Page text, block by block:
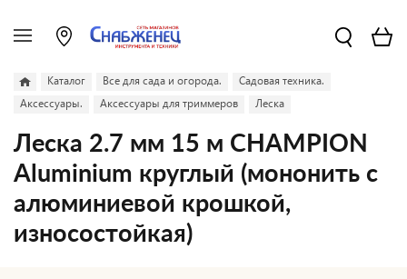
Каталог Все для сада и огорода.
Садовая техника.
Аксессуары.
Аксессуары для триммеров Леска
Леска 2.7 мм 15 м CHAMPION
Aluminium круглый (мононить с
алюминиевой крошкой,
износостойкая)